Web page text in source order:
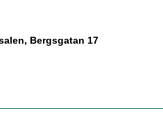
Bergsgatan 17